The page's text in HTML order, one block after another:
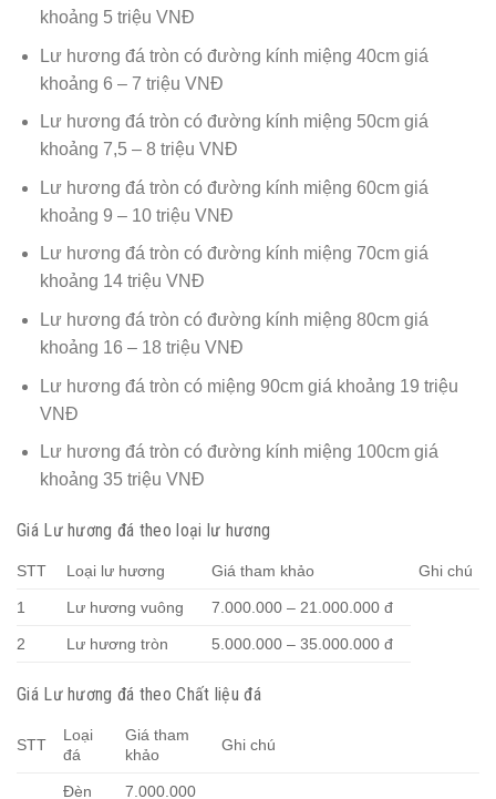
khoảng 5 triệu VNĐ
Lư hương đá tròn có đường kính miệng 40cm giá
khoảng 6 – 7 triệu VNĐ
Lư hương đá tròn có đường kính miệng 50cm giá
khoảng 7,5 – 8 triệu VNĐ
Lư hương đá tròn có đường kính miệng 60cm giá
khoảng 9 – 10 triệu VNĐ
Lư hương đá tròn có đường kính miệng 70cm giá
khoảng 14 triệu VNĐ
Lư hương đá tròn có đường kính miệng 80cm giá
khoảng 16 – 18 triệu VNĐ
Lư hương đá tròn có miệng 90cm giá khoảng 19 triệu
VNĐ
Lư hương đá tròn có đường kính miệng 100cm giá
khoảng 35 triệu VNĐ
Giá Lư hương đá theo loại lư hương
STT Loại lư hương Giá tham khảo Ghi chú
1 Lư hương vuông 7.000.000 – 21.000.000 đ
2 Lư hương tròn 5.000.000 – 35.000.000 đ
Giá Lư hương đá theo Chất liệu đá
STT
Loại
đá
Giá tham
khảo
Ghi chú
Đèn 7.000.000